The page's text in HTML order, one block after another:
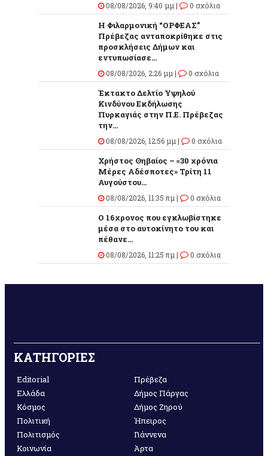
08/08/2026, 9:40 μμ | 0 σχόλια
Η Φιλαρμονική “ΟΡΦΕΑΣ”
Πρέβεζας ανταποκρίθηκε στις
προσκλήσεις Δήμων και
εντυπωσίασε...
08/08/2026, 2:26 μμ | 0 σχόλια
Έκτακτο Δελτίο Υψηλού
Κινδύνου Εκδήλωσης
Πυρκαγιάς στην Π.Ε. Πρέβεζας
την...
08/08/2026, 12:56 μμ | 0 σχόλια
Χρήστος Θηβαίος – «30 χρόνια
Μέρες Αδέσποτες» Τρίτη 11
Αυγούστου...
08/08/2026, 11:35 πμ | 0 σχόλια
O 16χρονος που εγκλωβίστηκε
μέσα στο αυτοκίνητο του και
πέθανε...
08/08/2026, 11:25 πμ | 0 σχόλια
ΚΑΤΗΓΟΡΙΕΣ
Editorial
Ελλάδα
Κόσμος
Πολιτική
Πολιτισμός
Κοινωνία
Πρέβεζα
Δήμος Πάργας
Δήμος Ζηρού
Ήπειρος
Γιάννενα
Άρτα